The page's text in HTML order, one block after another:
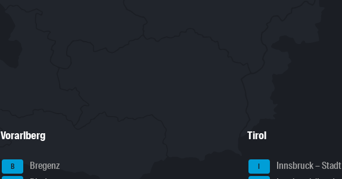
Vorarlberg
B Bregenz
Tirol
I Innsbruck – Stadt